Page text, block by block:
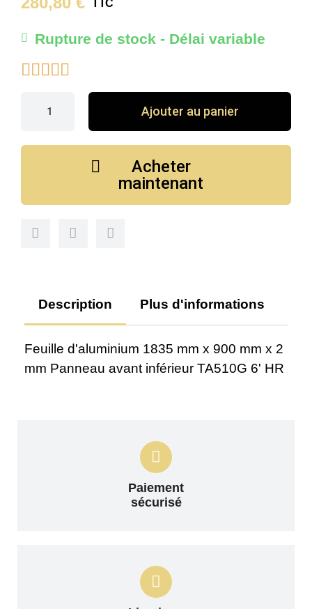
TTC
Rupture de stock - Délai variable

Ajouter au panier
Acheter
maintenant
Description Plus d'informations
Feuille d'aluminium 1835 mm x 900 mm x 2
mm Panneau avant inférieur TA510G 6' HR
Paiement
sécurisé